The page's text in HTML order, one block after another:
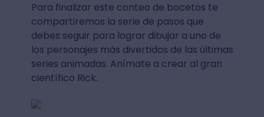
Para finalizar este conteo de bocetos te
compartiremos la serie de pasos que
debes seguir para lograr dibujar a uno de
los personajes más divertidos de las últimas
series animadas. Anímate a crear al gran
científico Rick.